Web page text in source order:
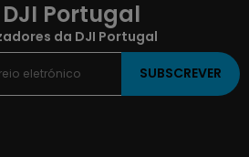
Portugal
da DJI Portugal
SUBSCREVER